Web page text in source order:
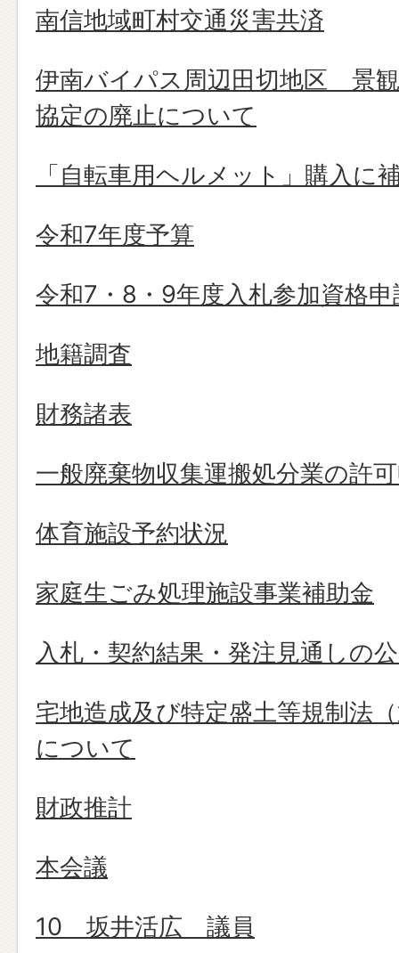
南信地域町村交通災害共済
伊南バイパス周辺田切地区 景
協定の廃止について
「自転車用ヘルメット」購入に
令和7年度予算
令和7・8・9年度入札参加資格申
地籍調査
財務諸表
一般廃棄物収集運搬処分業の許
体育施設予約状況
家庭生ごみ処理施設事業補助金
入札・契約結果・発注見通しの
宅地造成及び特定盛土等規制法
について
財政推計
本会議
10 坂井活広 議員